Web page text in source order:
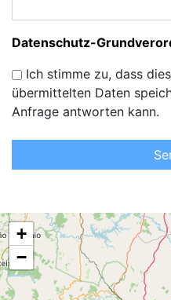
Datenschutz-
Ich stimme zu, dass
übermittelten Daten
Anfrage antworten kann.
+
−